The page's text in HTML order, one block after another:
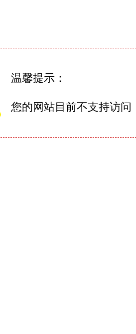
温馨提示：
您的网站目前不支持访